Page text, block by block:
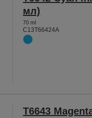
мл)
70 ml
C13T66424A
T6643